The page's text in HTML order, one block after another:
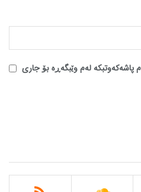
پاشەکەوتبکە لەم وێبگەڕە بۆ جاری